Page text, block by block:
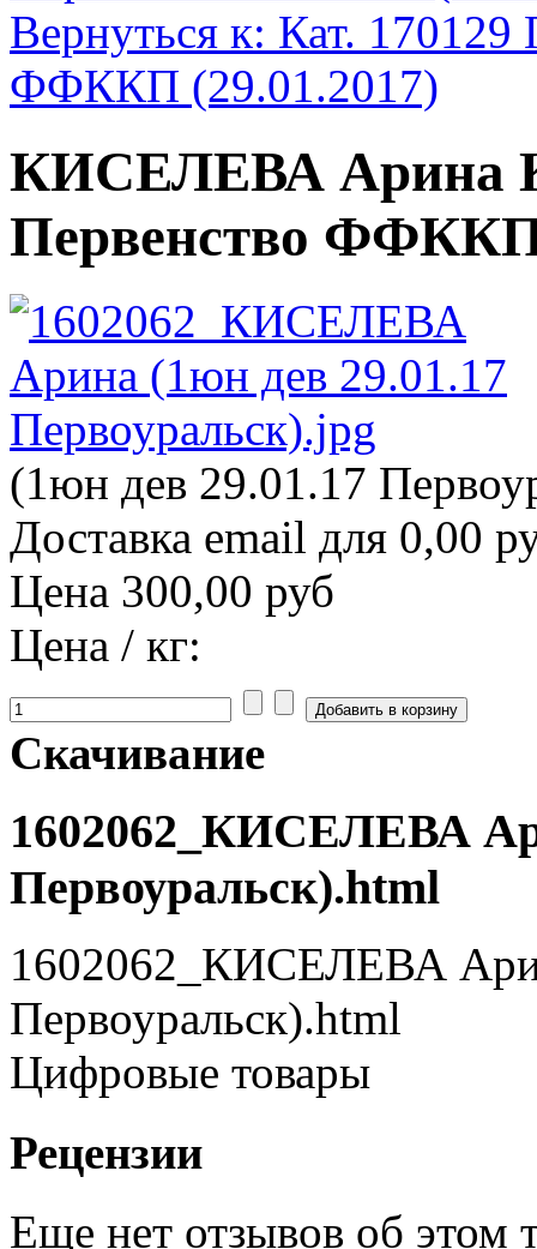
Вернуться к: Кат. 170129
ФФККП (29.01.2017)
КИСЕЛЕВА Арина
Первенство ФФККП
(1юн дев 29.01.17
Доставка email для 0,00
Цена 300,00 руб
Цена / кг:
Скачивание
1602062_КИСЕЛЕВА
Первоуральск).html
1602062_КИСЕЛЕВА
Первоуральск).html
Цифровые товары
Рецензии
Еще нет отзывов об этом